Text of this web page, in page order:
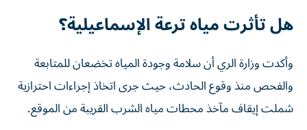
هل تأثرت مياه ترعة الإسماعيلية؟
وأكدت وزارة الري أن سلامة وجودة المياه تخضعان للمتابعة
والفحص منذ وقوع الحادث، حيث جرى اتخاذ إجراءات احترازية
شملت إيقاف مآخذ محطات مياه الشرب القريبة من الموقع.